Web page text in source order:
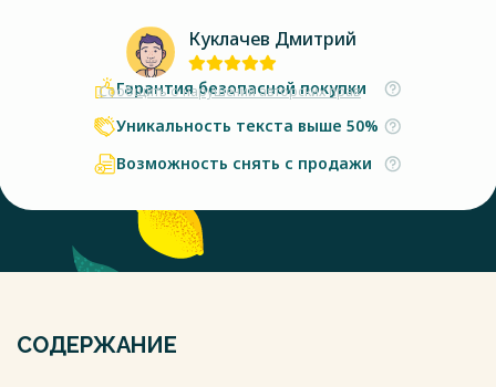
Куклачев Дмитрий
Сообщить о нарушении авторских прав
Гарантия безопасной покупки
Уникальность текста выше 50%
Возможность снять с продажи
СОДЕРЖАНИЕ